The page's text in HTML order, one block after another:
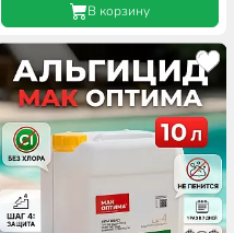
В корзину